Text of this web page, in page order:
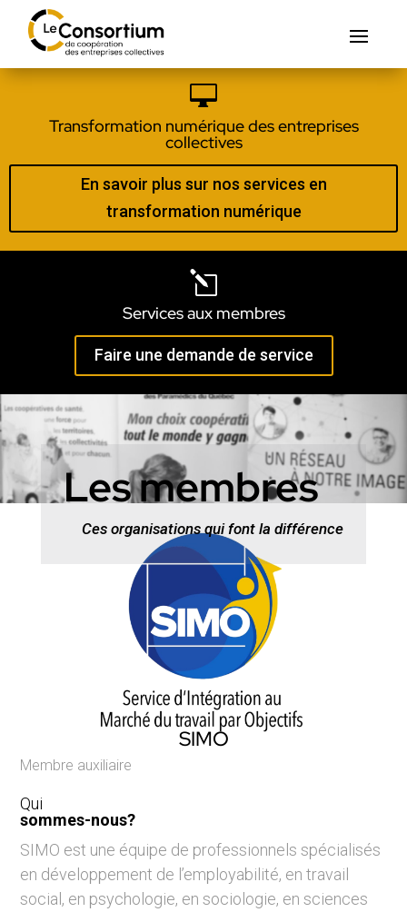

Transformation numérique des entreprises
collectives
En savoir plus sur nos services en
transformation numérique
l
Services aux membres
Faire une demande de service
Les membres
Ces organisations qui font la différence
SIMO
Membre auxiliaire
Qui
sommes-nous?
SIMO est une équipe de professionnels spécialisés
en développement de l’employabilité, en travail
social, en psychologie, en sociologie, en sciences